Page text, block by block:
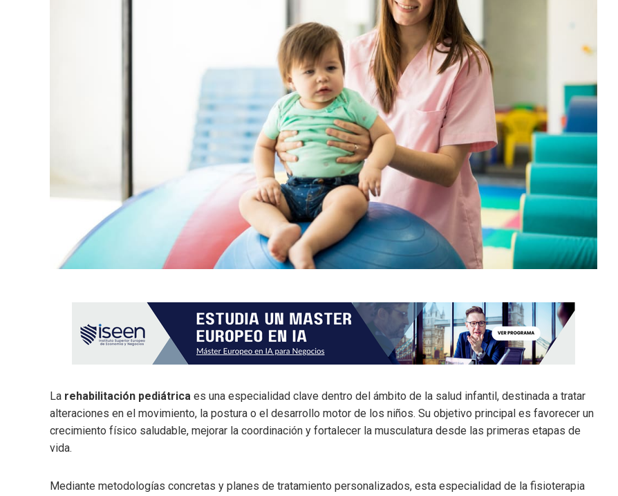
La rehabilitación pediátrica es una especialidad clave dentro del ámbito de la salud infantil, destinada a tratar
alteraciones en el movimiento, la postura o el desarrollo motor de los niños. Su objetivo principal es favorecer un
crecimiento físico saludable, mejorar la coordinación y fortalecer la musculatura desde las primeras etapas de
vida.
Mediante metodologías concretas y planes de tratamiento personalizados, esta especialidad de la fisioterapia